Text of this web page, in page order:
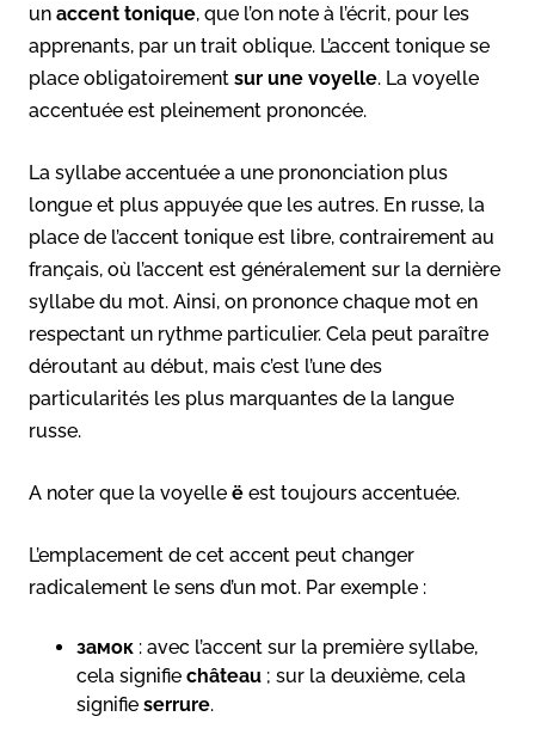
un accent tonique, que l’on note à l’écrit, pour les
apprenants, par un trait oblique. L’accent tonique se
place obligatoirement sur une voyelle. La voyelle
accentuée est pleinement prononcée.
La syllabe accentuée a une prononciation plus
longue et plus appuyée que les autres. En russe, la
place de l’accent tonique est libre, contrairement au
français, où l’accent est généralement sur la dernière
syllabe du mot. Ainsi, on prononce chaque mot en
respectant un rythme particulier. Cela peut paraître
déroutant au début, mais c’est l’une des
particularités les plus marquantes de la langue
russe.
A noter que la voyelle ё est toujours accentuée.
L’emplacement de cet accent peut changer
radicalement le sens d’un mot. Par exemple :
замок : avec l’accent sur la première syllabe,
cela signifie château ; sur la deuxième, cela
signifie serrure.